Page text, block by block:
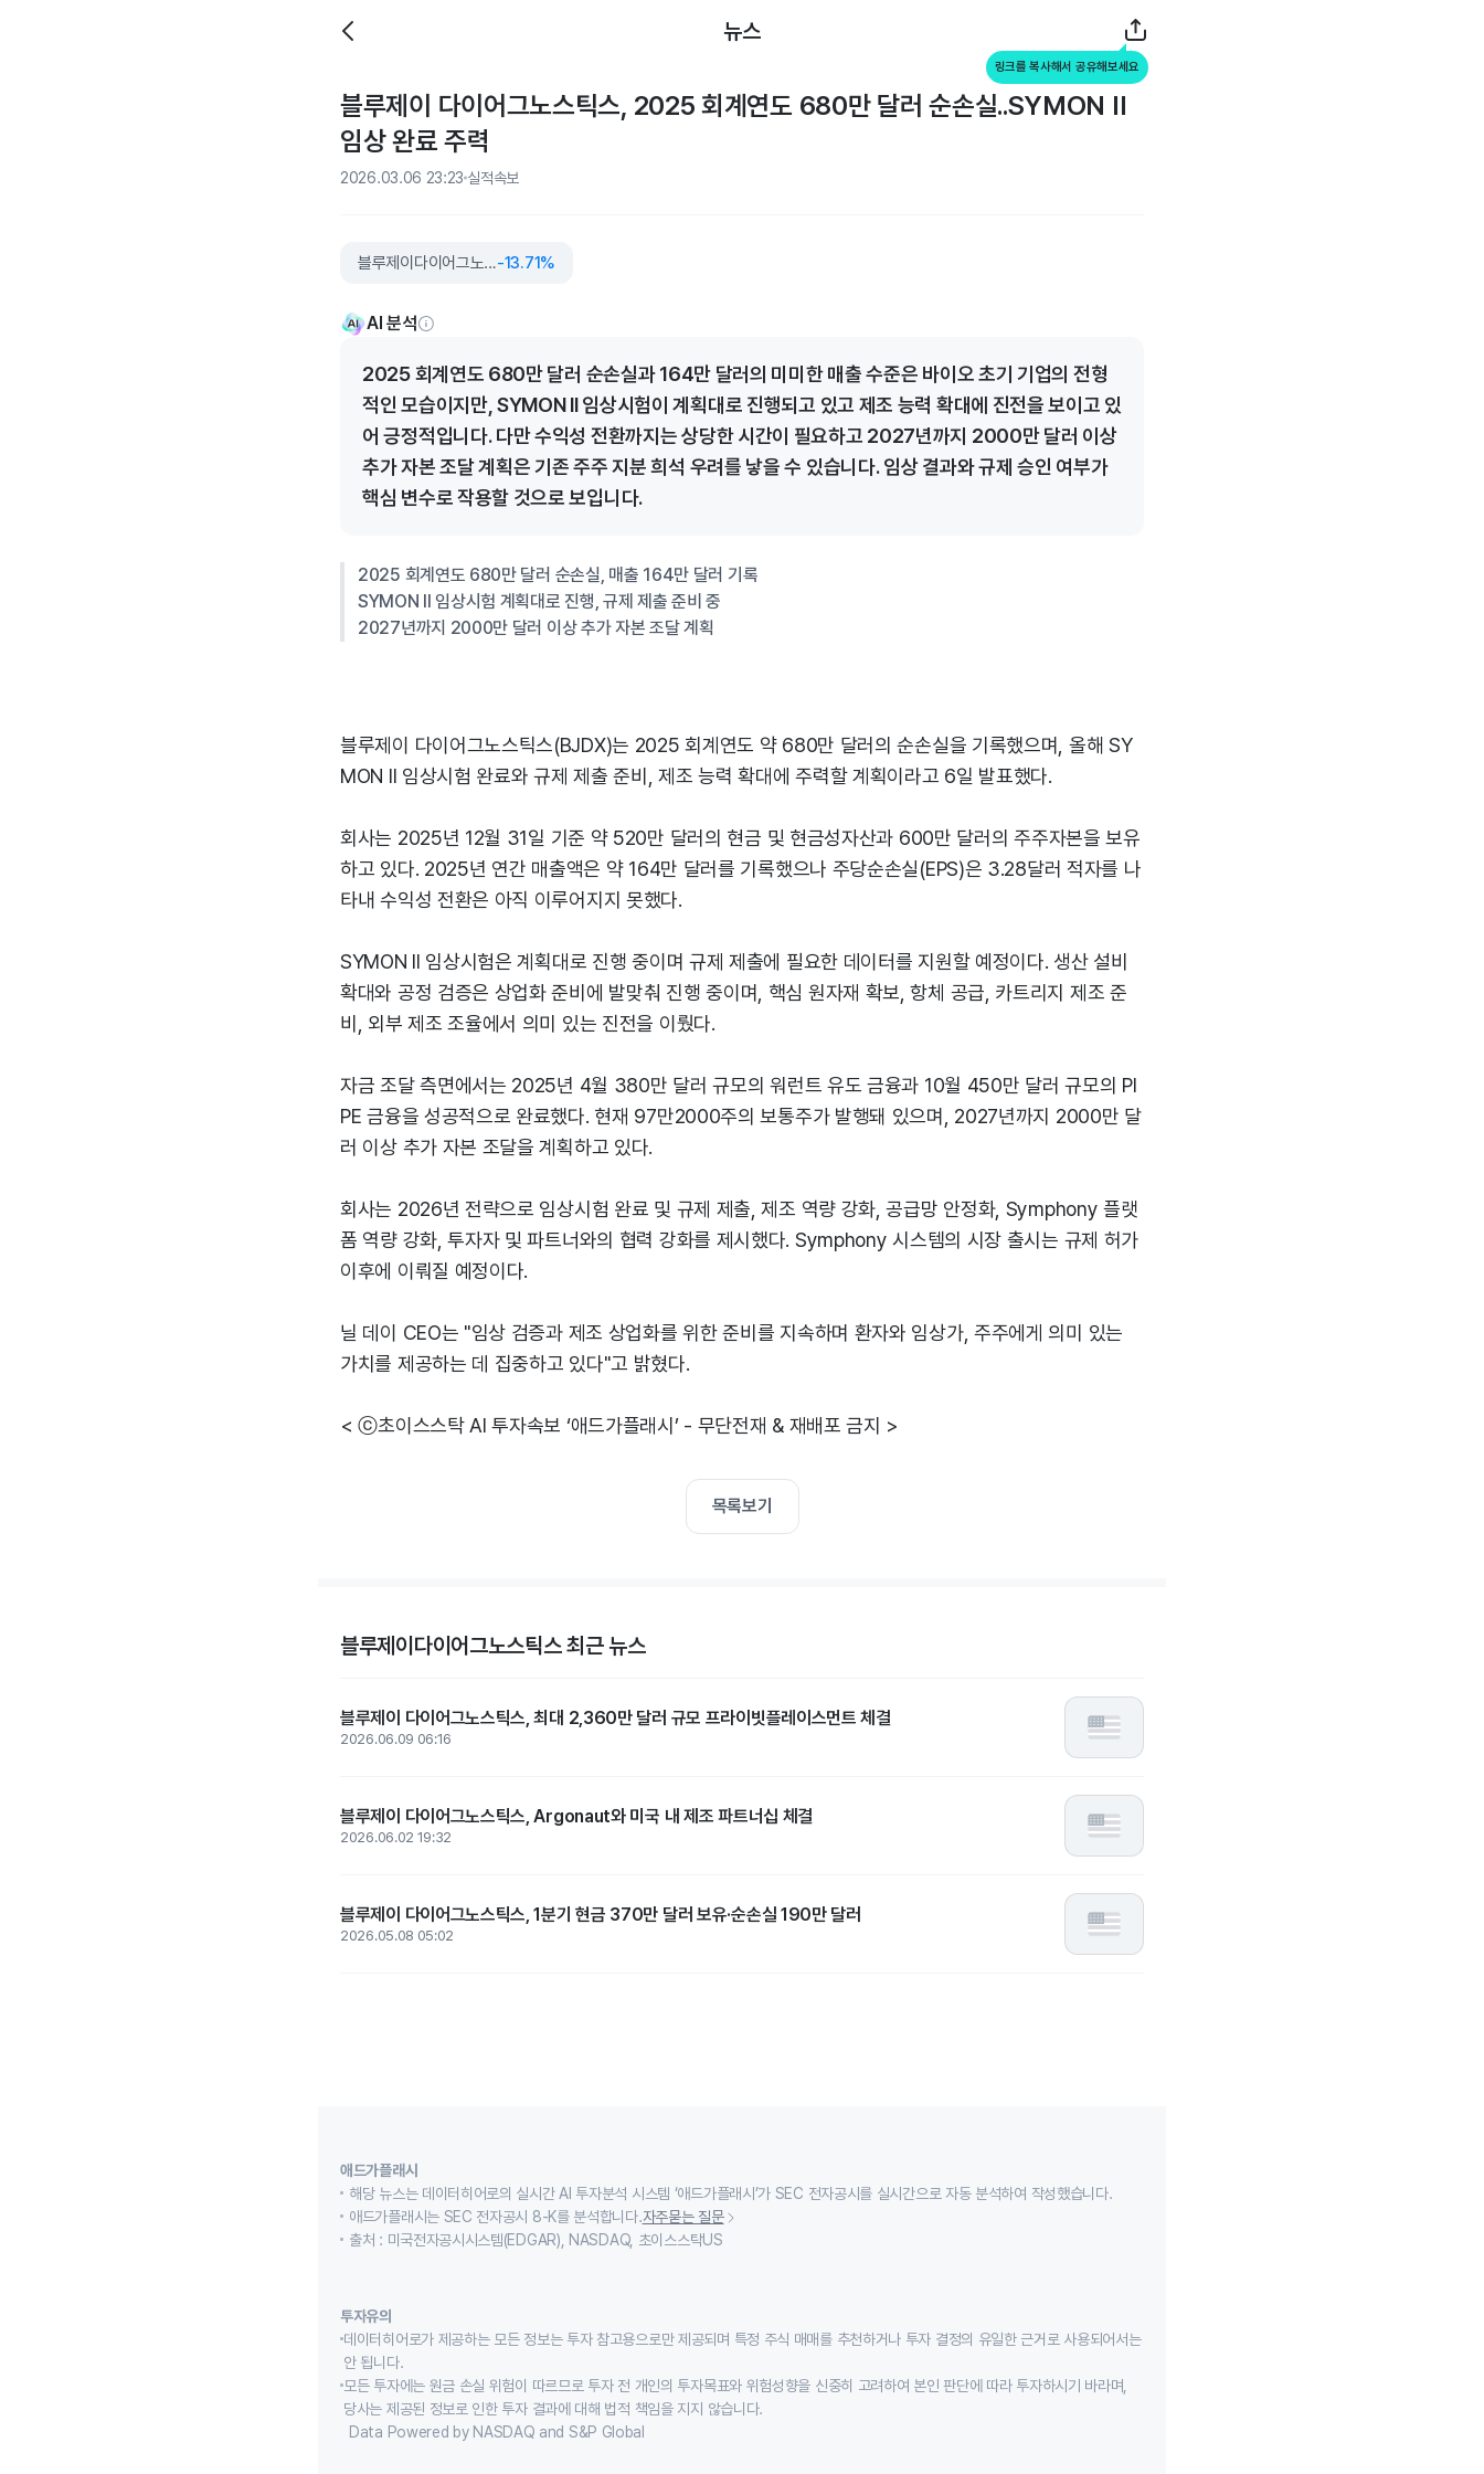
뉴스
링크를 복사해서 공유해보세요
블루제이 다이어그노스틱스, 2025 회계연도 680만 달러 순손실..SYMON II
임상 완료 주력
2026.03.06 23:23 실적속보
블루제이다이어그노스틱스-13.71%
AI 분석
2025 회계연도 680만 달러 순손실과 164만 달러의 미미한 매출 수준은 바이오 초기 기업의 전형
적인 모습이지만, SYMON II 임상시험이 계획대로 진행되고 있고 제조 능력 확대에 진전을 보이고 있
어 긍정적입니다. 다만 수익성 전환까지는 상당한 시간이 필요하고 2027년까지 2000만 달러 이상
추가 자본 조달 계획은 기존 주주 지분 희석 우려를 낳을 수 있습니다. 임상 결과와 규제 승인 여부가
핵심 변수로 작용할 것으로 보입니다.
2025 회계연도 680만 달러 순손실, 매출 164만 달러 기록
SYMON II 임상시험 계획대로 진행, 규제 제출 준비 중
2027년까지 2000만 달러 이상 추가 자본 조달 계획
블루제이 다이어그노스틱스(BJDX)는 2025 회계연도 약 680만 달러의 순손실을 기록했으며, 올해 SY
MON II 임상시험 완료와 규제 제출 준비, 제조 능력 확대에 주력할 계획이라고 6일 발표했다.
회사는 2025년 12월 31일 기준 약 520만 달러의 현금 및 현금성자산과 600만 달러의 주주자본을 보유
하고 있다. 2025년 연간 매출액은 약 164만 달러를 기록했으나 주당순손실(EPS)은 3.28달러 적자를 나
타내 수익성 전환은 아직 이루어지지 못했다.
SYMON II 임상시험은 계획대로 진행 중이며 규제 제출에 필요한 데이터를 지원할 예정이다. 생산 설비
확대와 공정 검증은 상업화 준비에 발맞춰 진행 중이며, 핵심 원자재 확보, 항체 공급, 카트리지 제조 준
비, 외부 제조 조율에서 의미 있는 진전을 이뤘다.
자금 조달 측면에서는 2025년 4월 380만 달러 규모의 워런트 유도 금융과 10월 450만 달러 규모의 PI
PE 금융을 성공적으로 완료했다. 현재 97만2000주의 보통주가 발행돼 있으며, 2027년까지 2000만 달
러 이상 추가 자본 조달을 계획하고 있다.
회사는 2026년 전략으로 임상시험 완료 및 규제 제출, 제조 역량 강화, 공급망 안정화, Symphony 플랫
폼 역량 강화, 투자자 및 파트너와의 협력 강화를 제시했다. Symphony 시스템의 시장 출시는 규제 허가
이후에 이뤄질 예정이다.
닐 데이 CEO는 "임상 검증과 제조 상업화를 위한 준비를 지속하며 환자와 임상가, 주주에게 의미 있는
가치를 제공하는 데 집중하고 있다"고 밝혔다.
< ⓒ초이스스탁 AI 투자속보 ‘애드가플래시’ - 무단전재 & 재배포 금지 >
목록보기
블루제이다이어그노스틱스 최근 뉴스
블루제이 다이어그노스틱스, 최대 2,360만 달러 규모 프라이빗플레이스먼트 체결
2026.06.09 06:16
블루제이 다이어그노스틱스, Argonaut와 미국 내 제조 파트너십 체결
2026.06.02 19:32
블루제이 다이어그노스틱스, 1분기 현금 370만 달러 보유·순손실 190만 달러
2026.05.08 05:02
애드가플래시
해당 뉴스는 데이터히어로의 실시간 AI 투자분석 시스템 ‘애드가플래시’가 SEC 전자공시를 실시간으로 자동 분석하여 작성했습니다.
애드가플래시는 SEC 전자공시 8-K를 분석합니다.자주묻는 질문
출처 : 미국전자공시시스템(EDGAR), NASDAQ, 초이스스탁US
투자유의
데이터히어로가 제공하는 모든 정보는 투자 참고용으로만 제공되며 특정 주식 매매를 추천하거나 투자 결정의 유일한 근거로 사용되어서는
안 됩니다.
모든 투자에는 원금 손실 위험이 따르므로 투자 전 개인의 투자목표와 위험성향을 신중히 고려하여 본인 판단에 따라 투자하시기 바라며,
당사는 제공된 정보로 인한 투자 결과에 대해 법적 책임을 지지 않습니다.
Data Powered by NASDAQ and S&P Global